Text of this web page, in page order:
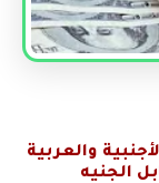
والعربية
الجنيه